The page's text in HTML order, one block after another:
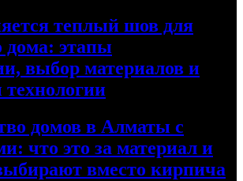
теплый шов для
дома: этапы
выбор материалов и
технологии
домов в Алматы с
что это за материал и
вместо кирпича